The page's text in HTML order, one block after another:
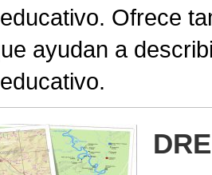
Ofrece
ayudan a